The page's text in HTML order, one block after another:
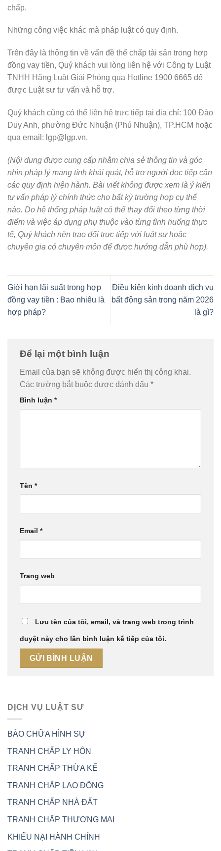
chấp.
Những công việc khác mà pháp luật có quy định.
Trên đây là thông tin về vấn đề thế chấp tài sản trong hợp
đồng vay tiền, Quý khách vui lòng liên hệ với Công ty Luật
TNHH Hãng Luật Giải Phóng qua Hotline 1900 6665 để
được Luật sư tư vấn và hỗ trợ.
Quý khách cũng có thể liên hệ trực tiếp tại địa chỉ: 100 Đào
Duy Anh, phường Đức Nhuận (Phú Nhuận), TP.HCM hoặc
qua email: lgp@lgp.vn.
(Nội dung được cung cấp nhằm chia sẻ thông tin và góc
nhìn pháp lý mang tính khái quát, hỗ trợ người đọc tiếp cận
các quy định hiện hành. Bài viết không được xem là ý kiến
tư vấn pháp lý chính thức cho bất kỳ trường hợp cụ thể
nào. Do hệ thống pháp luật có thể thay đổi theo từng thời
điểm và việc áp dụng phụ thuộc vào từng tình huống thực
tế, Quý khách nên trao đổi trực tiếp với luật sư hoặc
chuyên gia có chuyên môn để được hướng dẫn phù hợp).
Giới hạn lãi suất trong hợp
đồng vay tiền : Bao nhiêu là
hợp pháp?
Điều kiện kinh doanh dịch vụ
bất động sản trong năm 2026
là gì?
Để lại một bình luận
Email của bạn sẽ không được hiển thị công khai.
Các trường bắt buộc được đánh dấu *
Bình luận *
Tên *
Email *
Trang web
Lưu tên của tôi, email, và trang web trong trình
duyệt này cho lần bình luận kế tiếp của tôi.
DỊCH VỤ LUẬT SƯ
BÀO CHỮA HÌNH SỰ
TRANH CHẤP LY HÔN
TRANH CHẤP THỪA KẾ
TRANH CHẤP LAO ĐỘNG
TRANH CHẤP NHÀ ĐẤT
TRANH CHẤP THƯƠNG MẠI
KHIẾU NẠI HÀNH CHÍNH